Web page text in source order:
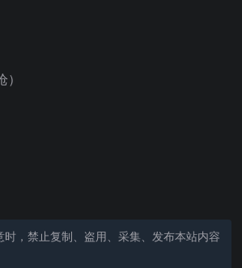
，禁止复制、盗用、采集、发布本站内容